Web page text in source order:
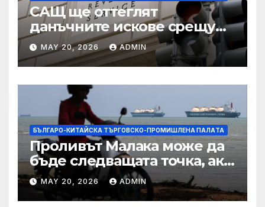
САЩ ще оттеглят
данъчните искове срещу
Тръмп „завинаги“ в
сделката за съдебно дело с
IRS
MAY 20, 2026 ADMIN
БЪЛГАРО-КИТАЙСКА ТЪРГОВСКО-ПРОМИШЛЕНА ПАЛAТА
Проливът Малака може да
бъде следващата точка, ако
Азия не внимава
MAY 20, 2026 ADMIN